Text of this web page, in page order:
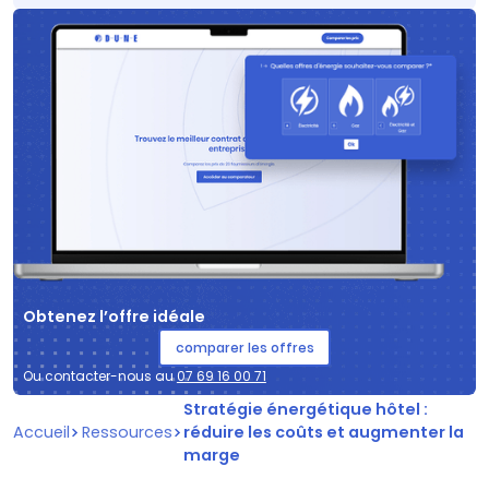
Obtenez l’offre idéale
comparer les offres
Ou contacter-nous au07 69 16 00 71
Accueil Ressources
Stratégie énergétique hôtel :
réduire les coûts et augmenter la
marge